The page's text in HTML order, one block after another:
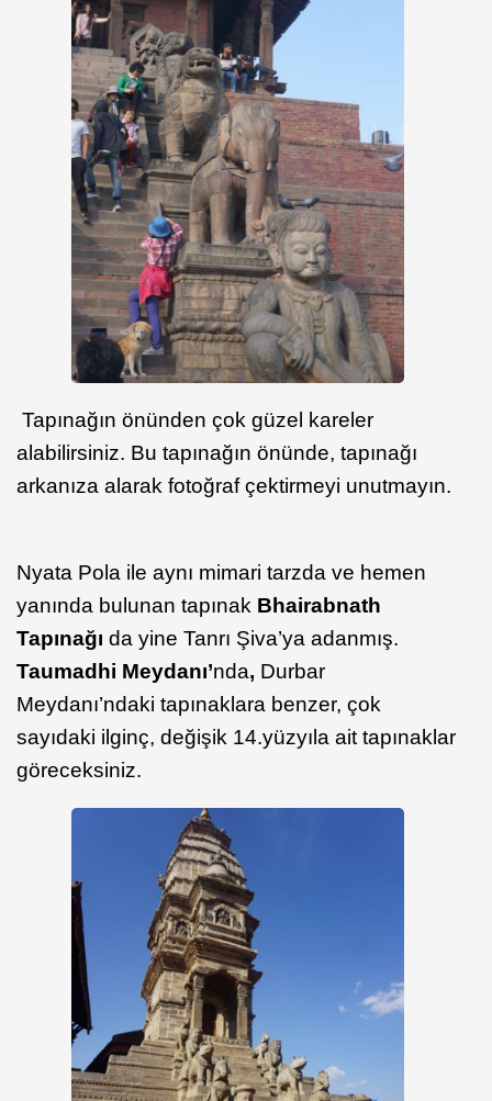
Tapınağın önünden çok güzel kareler
alabilirsiniz. Bu tapınağın önünde, tapınağı
arkanıza alarak fotoğraf çektirmeyi unutmayın.
Nyata Pola ile aynı mimari tarzda ve hemen
yanında bulunan tapınak Bhairabnath
Tapınağı da yine Tanrı Şiva’ya adanmış.
Taumadhi Meydanı’nda, Durbar
Meydanı’ndaki tapınaklara benzer, çok
sayıdaki ilginç, değişik 14.yüzyıla ait tapınaklar
göreceksiniz.